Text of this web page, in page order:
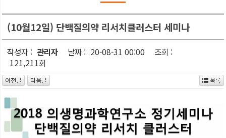
(10월12일) 단백질의약 리서치클러스터 세미나
작성자 : 관리자 날짜 : 20-08-31 00:00
조회 :
121,211회
이전글 다음글 목록